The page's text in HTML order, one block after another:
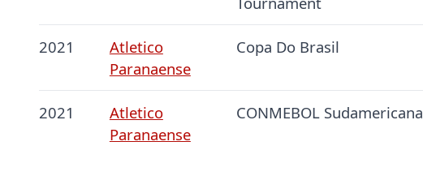
2021
Atletico
Paranaense
Copa Do Brasil
2021
Atletico
Paranaense
CONMEBOL Sudamericana